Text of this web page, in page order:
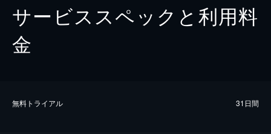
サービススペックと利用料
金
無料トライアル 31日間